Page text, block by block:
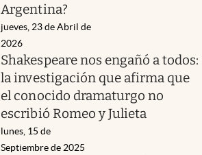
Argentina?
jueves, 23 de Abril de
2026
Shakespeare nos engañó a todos:
la investigación que afirma que
el conocido dramaturgo no
escribió Romeo y Julieta
lunes, 15 de
Septiembre de 2025